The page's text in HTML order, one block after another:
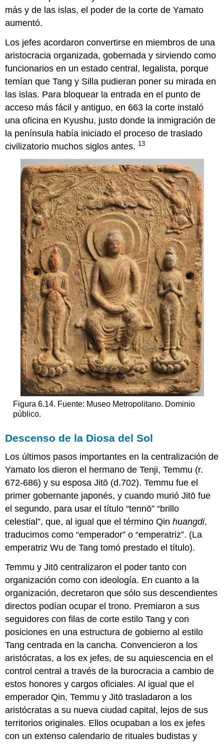
más y de las islas, el poder de la corte de Yamato
aumentó.
Los jefes acordaron convertirse en miembros de una
aristocracia organizada, gobernada y sirviendo como
funcionarios en un estado central, legalista, porque
temían que Tang y Silla pudieran poner su mirada en
las islas. Para bloquear la entrada en el punto de
acceso más fácil y antiguo, en 663 la corte instaló
una oficina en Kyushu, justo donde la inmigración de
la península había iniciado el proceso de traslado
civilizatorio muchos siglos antes. 13
Figura 6.14. Fuente: Museo Metropolitano. Dominio
público.
Descenso de la Diosa del Sol
Los últimos pasos importantes en la centralización de
Yamato los dieron el hermano de Tenji, Temmu (r.
672-686) y su esposa Jitō (d.702). Temmu fue el
primer gobernante japonés, y cuando murió Jitō fue
el segundo, para usar el título “tennō” “brillo
celestial”, que, al igual que el término Qinhuangdi,
traducimos como “emperador” o “emperatriz”. (La
emperatriz Wu de Tang tomó prestado el título).
Temmu y Jitō centralizaron el poder tanto con
organización como con ideología. En cuanto a la
organización, decretaron que sólo sus descendientes
directos podían ocupar el trono. Premiaron a sus
seguidores con filas de corte estilo Tang y con
posiciones en una estructura de gobierno al estilo
Tang centrada en la cancha. Convencieron a los
aristócratas, a los ex jefes, de su aquiescencia en el
control central a través de la burocracia a cambio de
estos honores y cargos oficiales. Al igual que el
emperador Qin, Temmu y Jitō trasladaron a los
aristócratas a su nueva ciudad capital, lejos de sus
territorios originales. Ellos ocupaban a los ex jefes
con un extenso calendario de rituales budistas y